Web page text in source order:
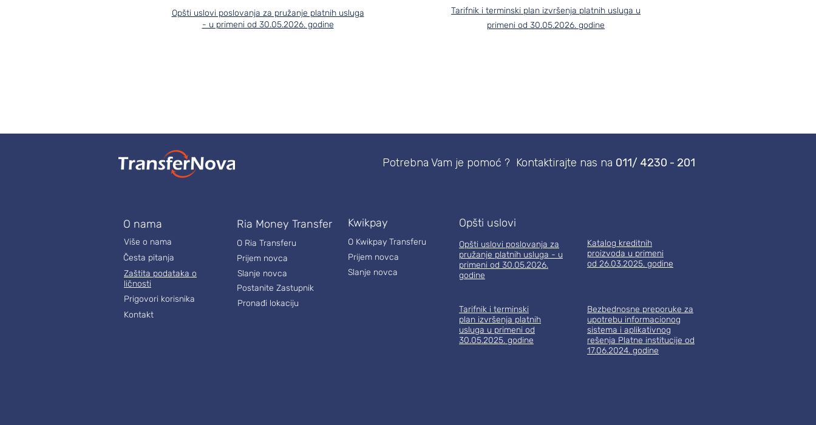
Opšti uslovi poslovanja za pružanje platnih usluga
- u primeni od 30.05.2026. godine
Tarifnik i terminski plan izvršenja platnih usluga u
primeni od 30.05.2026. godine
O nama
Više o nama
Česta pitanja
Zaštita podataka o
ličnosti
Prigovori korisnika
Kontakt
Ria Money Transfer
O Ria Transferu
Prijem novca
Slanje novca
Postanite Zastupnik
Pronađi lokaciju
Potrebna Vam je pomoć ? Kontaktirajte nas na 011/ 4230 - 201
Kwikpay
O Kwikpay Transferu
Prijem novca
Slanje novca
Opšti uslovi
Opšti uslovi poslovanja za
pružanje platnih usluga - u
primeni od 30.05.2026.
godine
Tarifnik i terminski
plan izvršenja platnih
usluga u primeni od
30.05.2025. godine
Katalog kreditnih
proizvoda u primeni
od 26.03.2025. godine
Bezbednosne preporuke za
upotrebu informacionog
sistema i aplikativnog
rešenja Platne institucije od
17.06.2024. godine